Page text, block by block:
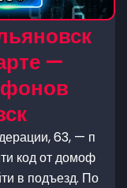
—
63, — п
код от домоф
в подъезд. По